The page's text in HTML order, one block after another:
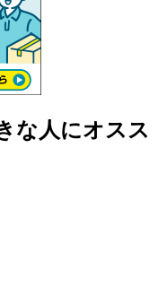
な人にオスス